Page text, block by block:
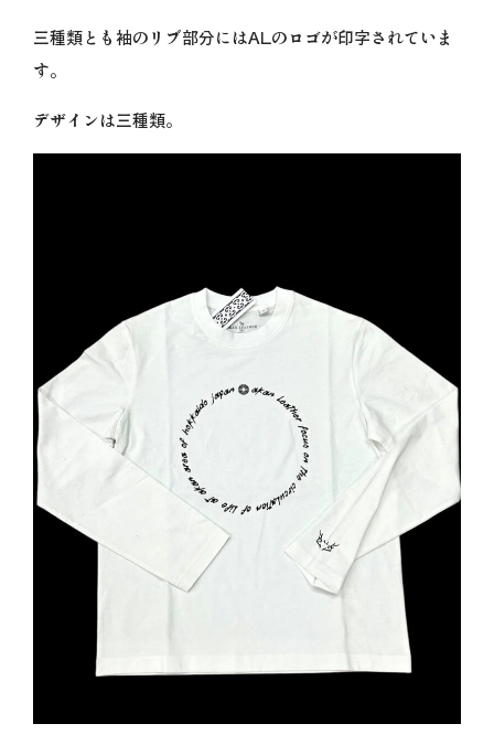
三種類とも袖のリブ部分にはALのロゴが印字されていま
す。
デザインは三種類。